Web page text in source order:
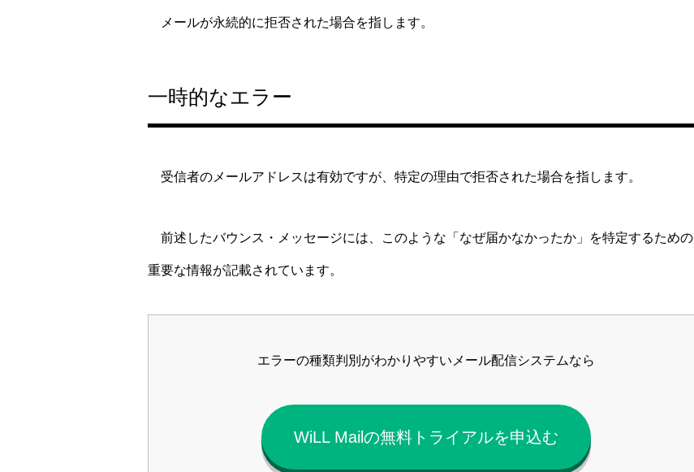
メールが永続的に拒否された場合を指します。
一時的なエラー
受信者のメールアドレスは有効ですが、特定の理由で拒否された場合を指します。
前述したバウンス・メッセージには、このような「なぜ届かなかったか」を特定するための
重要な情報が記載されています。
エラーの種類判別がわかりやすいメール配信システムなら
WiLL Mailの無料トライアルを申込む